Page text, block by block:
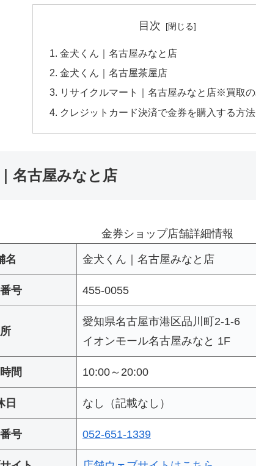
目次
金犬くん｜名古屋みなと店
金犬くん｜名古屋茶屋店
リサイクルマート｜名古屋みなと店※買取
クレジットカード決済で金券を購入する方
名古屋みなと店
金券ショップ店舗詳細情報
名 金犬くん｜名古屋みなと店
号 455-0055
愛知県名古屋市港区品川町2-1-6
イオンモール名古屋みなと 1F
間 10:00～20:00
日 なし（記載なし）
号 052-651-1339